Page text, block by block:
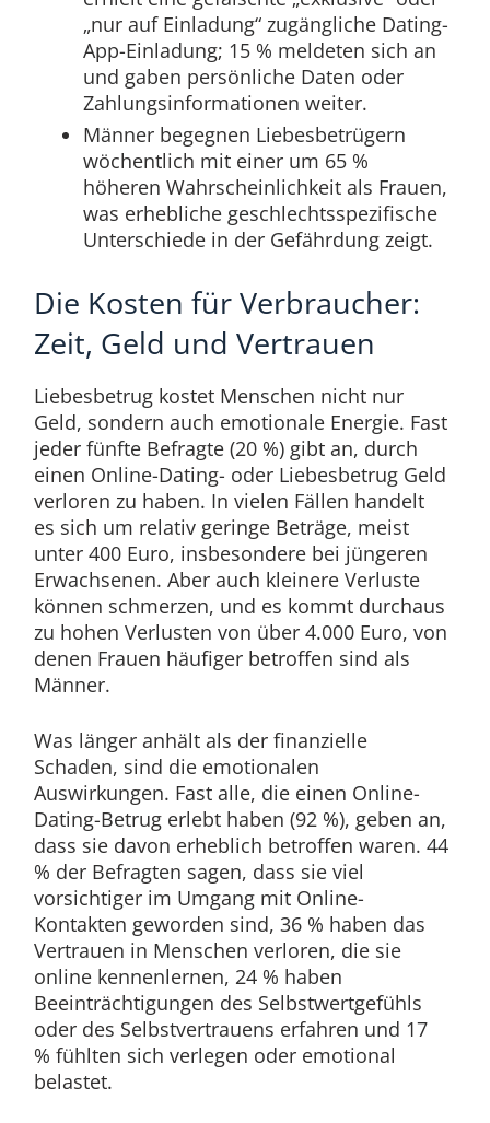
„nur auf Einladung“ zugängliche Dating-
App-Einladung; 15 % meldeten sich an
und gaben persönliche Daten oder
Zahlungsinformationen weiter.
Männer begegnen Liebesbetrügern
wöchentlich mit einer um 65 %
höheren Wahrscheinlichkeit als Frauen,
was erhebliche geschlechtsspezifische
Unterschiede in der Gefährdung zeigt.
Die Kosten für Verbraucher:
Zeit, Geld und Vertrauen
Liebesbetrug kostet Menschen nicht nur
Geld, sondern auch emotionale Energie. Fast
jeder fünfte Befragte (20 %) gibt an, durch
einen Online-Dating- oder Liebesbetrug Geld
verloren zu haben. In vielen Fällen handelt
es sich um relativ geringe Beträge, meist
unter 400 Euro, insbesondere bei jüngeren
Erwachsenen. Aber auch kleinere Verluste
können schmerzen, und es kommt durchaus
zu hohen Verlusten von über 4.000 Euro, von
denen Frauen häufiger betroffen sind als
Männer.
Was länger anhält als der finanzielle
Schaden, sind die emotionalen
Auswirkungen. Fast alle, die einen Online-
Dating-Betrug erlebt haben (92 %), geben an,
dass sie davon erheblich betroffen waren. 44
% der Befragten sagen, dass sie viel
vorsichtiger im Umgang mit Online-
Kontakten geworden sind, 36 % haben das
Vertrauen in Menschen verloren, die sie
online kennenlernen, 24 % haben
Beeinträchtigungen des Selbstwertgefühls
oder des Selbstvertrauens erfahren und 17
% fühlten sich verlegen oder emotional
belastet.